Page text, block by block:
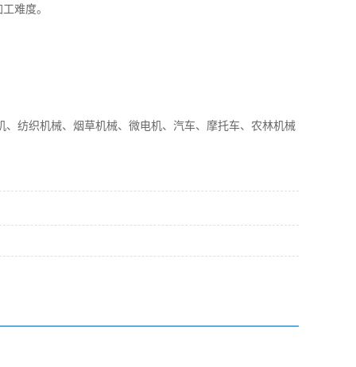
难度。
织机械、烟草机械、微电机、汽车、摩托车、农林机械